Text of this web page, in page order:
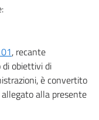
, recante
di obiettivi di
è convertito
alla presente